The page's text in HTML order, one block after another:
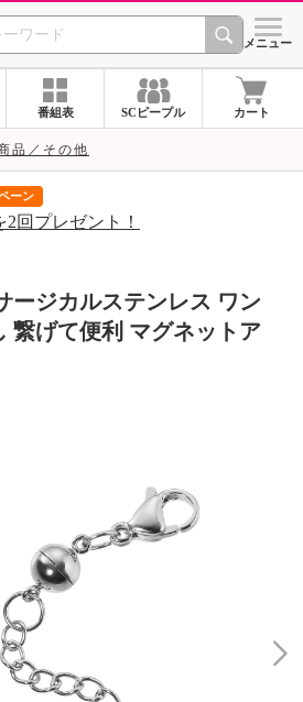
CHANNEL シメニュー
番組表 SCピープル カート
品／その他
ーン
回プレゼント！
ージカルステンレス ワン
繋げて便利 マグネットア